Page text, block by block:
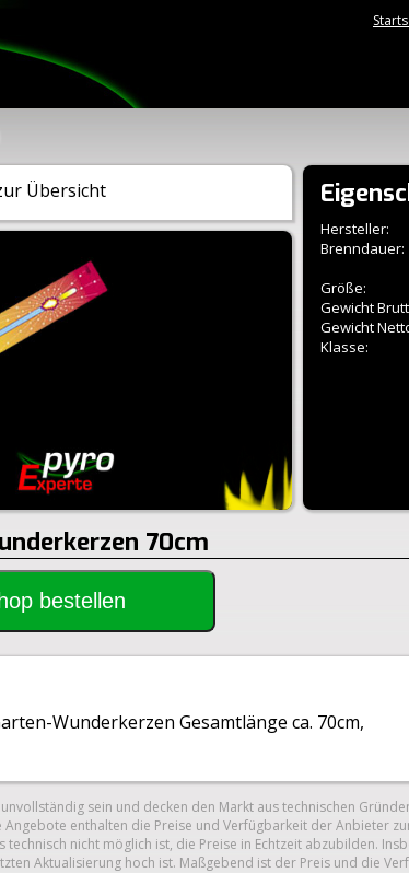
Übersicht
Hersteller:
Brenndauer:
Größe:
Gewicht
Gewicht
Klasse:
70cm
bestellen
Wunderkerzen Gesamtlänge ca. 70cm,
sein und decken den Markt aus technischen
enthalten die Preise und Verfügbarkeit der Anbieter
technisch nicht möglich ist, die Preise in Echtzeit abzubilden.
Aktualisierung hoch ist. Maßgebend ist der Preis und die